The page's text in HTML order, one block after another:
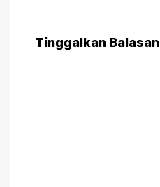
Tinggalkan Balasan